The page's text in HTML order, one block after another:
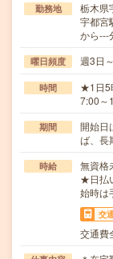
勤務地
栃木県
宇都宮
から---
曜日頻度 週3日
時間
★1日5
7:00～
期間
開始
ば、長
時給
無資
★日払
始時は
交
交通費